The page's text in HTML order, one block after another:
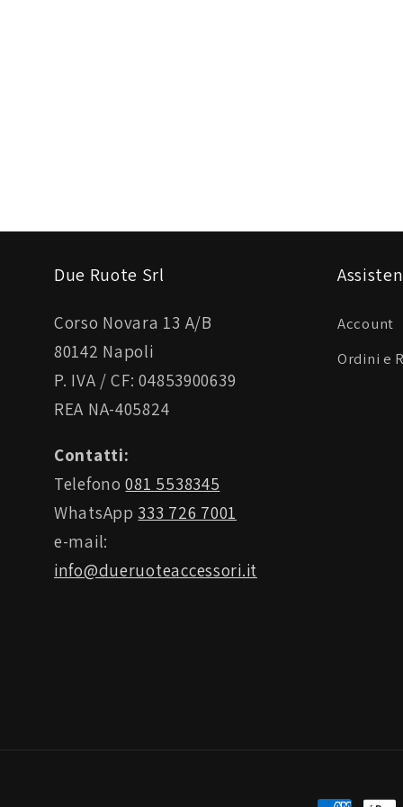
Due Ruote Srl
Corso Novara 13 A/B
80142 Napoli
P. IVA / CF: 04853900639
REA NA-405824
Contatti:
Telefono081 5538345
WhatsApp 333 726 7001
e-mail:
info@dueruoteaccessori.it
Account
Ordini e